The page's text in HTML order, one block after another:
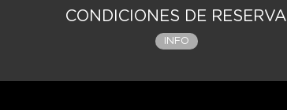
CONDICIONES DE RESERVA
INFO